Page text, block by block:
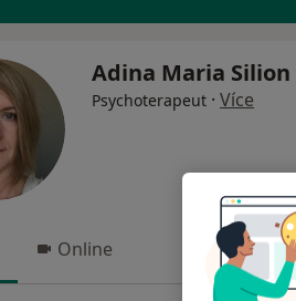
Adina Maria Silion
Psychoterapeut · Více
Online